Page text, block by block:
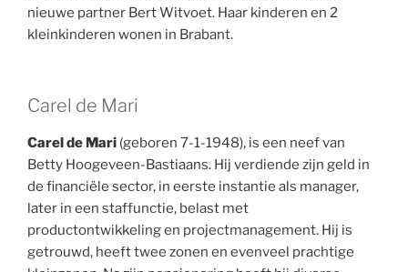
nieuwe partner Bert Witvoet. Haar kinderen en 2
kleinkinderen wonen in Brabant.
Carel de Mari
Carel de Mari (geboren 7-1-1948), is een neef van
Betty Hoogeveen-Bastiaans. Hij verdiende zijn geld in
de financiële sector, in eerste instantie als manager,
later in een staffunctie, belast met
productontwikkeling en projectmanagement. Hij is
getrouwd, heeft twee zonen en evenveel prachtige